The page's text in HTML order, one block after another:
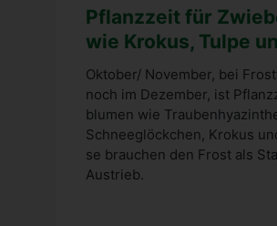
Pflanz­zeit für
wie Kro­kus, Tul­pe
Oktober/ Novem­ber, bei
noch im Dezem­ber, ist
blu­men wie
Schnee­glöck­chen, Kro­kus
se brau­chen den Frost als
Aus­trieb.